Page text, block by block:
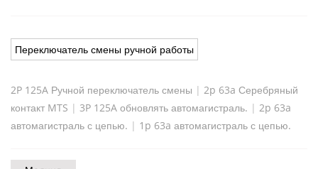
Переключатель смены ручной работы
2P 125A Ручной переключатель смены | 2p 63a Серебряный
контакт MTS | 3P 125A обновлять автомагистраль. | 2p 63a
автомагистраль с цепью. | 1p 63a автомагистраль с цепью.